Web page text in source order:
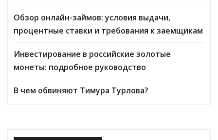
Обзор онлайн-займов: условия выдачи,
процентные ставки и требования к заемщикам
Инвестирование в российские золотые
монеты: подробное руководство
В чем обвиняют Тимура Турлова?